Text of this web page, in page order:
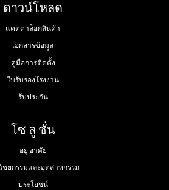
โซ ลู ชั่น
อยู่ อาศัย
ยกรรมและอุตสาหกรรม
ประโยชน์
ดาวน์โหลด
แคตตาล็อกสินค้า
เอกสารข้อมูล
คู่มือการติดตั้ง
ใบรับรองโรงงาน
รับประกัน